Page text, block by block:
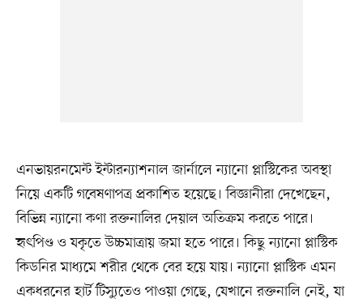
এনভায়রনমেন্ট ইন্টারন্যাশনাল জার্নালে ন্যানো প্লাস্টিকের অবস্থা
নিয়ে একটি গবেষণাপত্র প্রকাশিত হয়েছে। বিজ্ঞানীরা দেখেছেন,
বিভিন্ন ন্যানো কণা রক্তনালির দেয়াল অতিক্রম করতে পারে।
হৃৎপিণ্ড ও যকৃতে উচ্চমাত্রায় জমা হতে পারে। কিছু ন্যানো প্লাস্টিক
কিডনির মাধ্যমে শরীর থেকে বের হয়ে যায়। ন্যানো প্লাস্টিক এমন
একধরনের হার্ট টিস্যুতেও পাওয়া গেছে, যেখানে রক্তনালি নেই, যা